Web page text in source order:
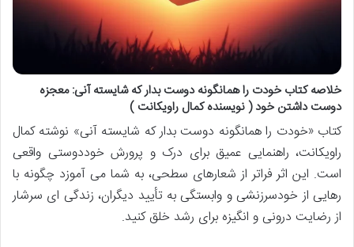
خلاصه کتاب خودت را همانگونه دوست بدار که شایسته آنی: معجزه
دوست داشتن خود ( نویسنده کمال راویکانت )
کتاب «خودت را همانگونه دوست بدار که شایسته آنی» نوشته کمال
راویکانت، راهنمایی عمیق برای درک و پرورش خوددوستی واقعی
است. این اثر فراتر از شعارهای سطحی، به شما می آموزد چگونه با
رهایی از خودسرزنشی و وابستگی به تأیید دیگران، زندگی ای سرشار
از رضایت درونی و انگیزه برای رشد خلق کنید.